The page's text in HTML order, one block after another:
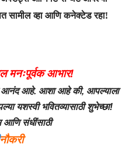
सामील व्हा आणि कनेक्टेड रहा!
मनःपूर्वक आभार!
आनंद आहे. आशा आहे की, आपल्याला
यशस्वी भवितव्यासाठी शुभेच्छा!
संधींसाठी
नौकरी